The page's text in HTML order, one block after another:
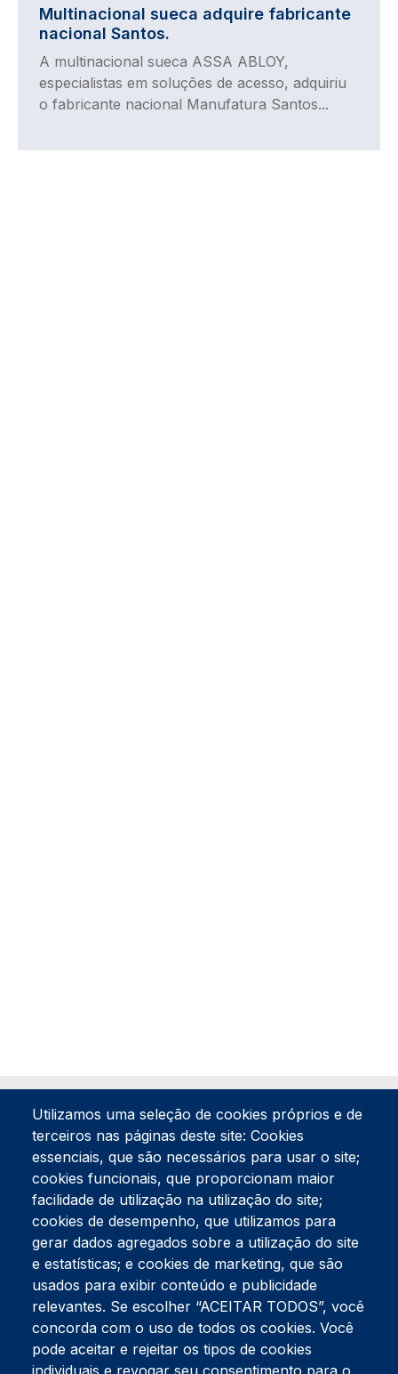
Multinacional sueca adquire fabricante
nacional Santos.
A multinacional sueca ASSA ABLOY,
especialistas em soluções de acesso, adquiriu
o fabricante nacional Manufatura Santos...
Tel:234 390 100Fax:234 390 100
Endereço Postal
Apartado 42
Rua Gil Eanes 31
3834-908 Gafanha da Nazaré
Estúdios
Rua Prior Guerra
Edifício do Centro Cultural da Gafanha da Nazaré
Utilizamos uma seleção de cookies próprios e de
terceiros nas páginas deste site: Cookies
essenciais, que são necessários para usar o site;
cookies funcionais, que proporcionam maior
facilidade de utilização na utilização do site;
cookies de desempenho, que utilizamos para
gerar dados agregados sobre a utilização do site
e estatísticas; e cookies de marketing, que são
usados para exibir conteúdo e publicidade
relevantes. Se escolher “ACEITAR TODOS”, você
concorda com o uso de todos os cookies. Você
pode aceitar e rejeitar os tipos de cookies